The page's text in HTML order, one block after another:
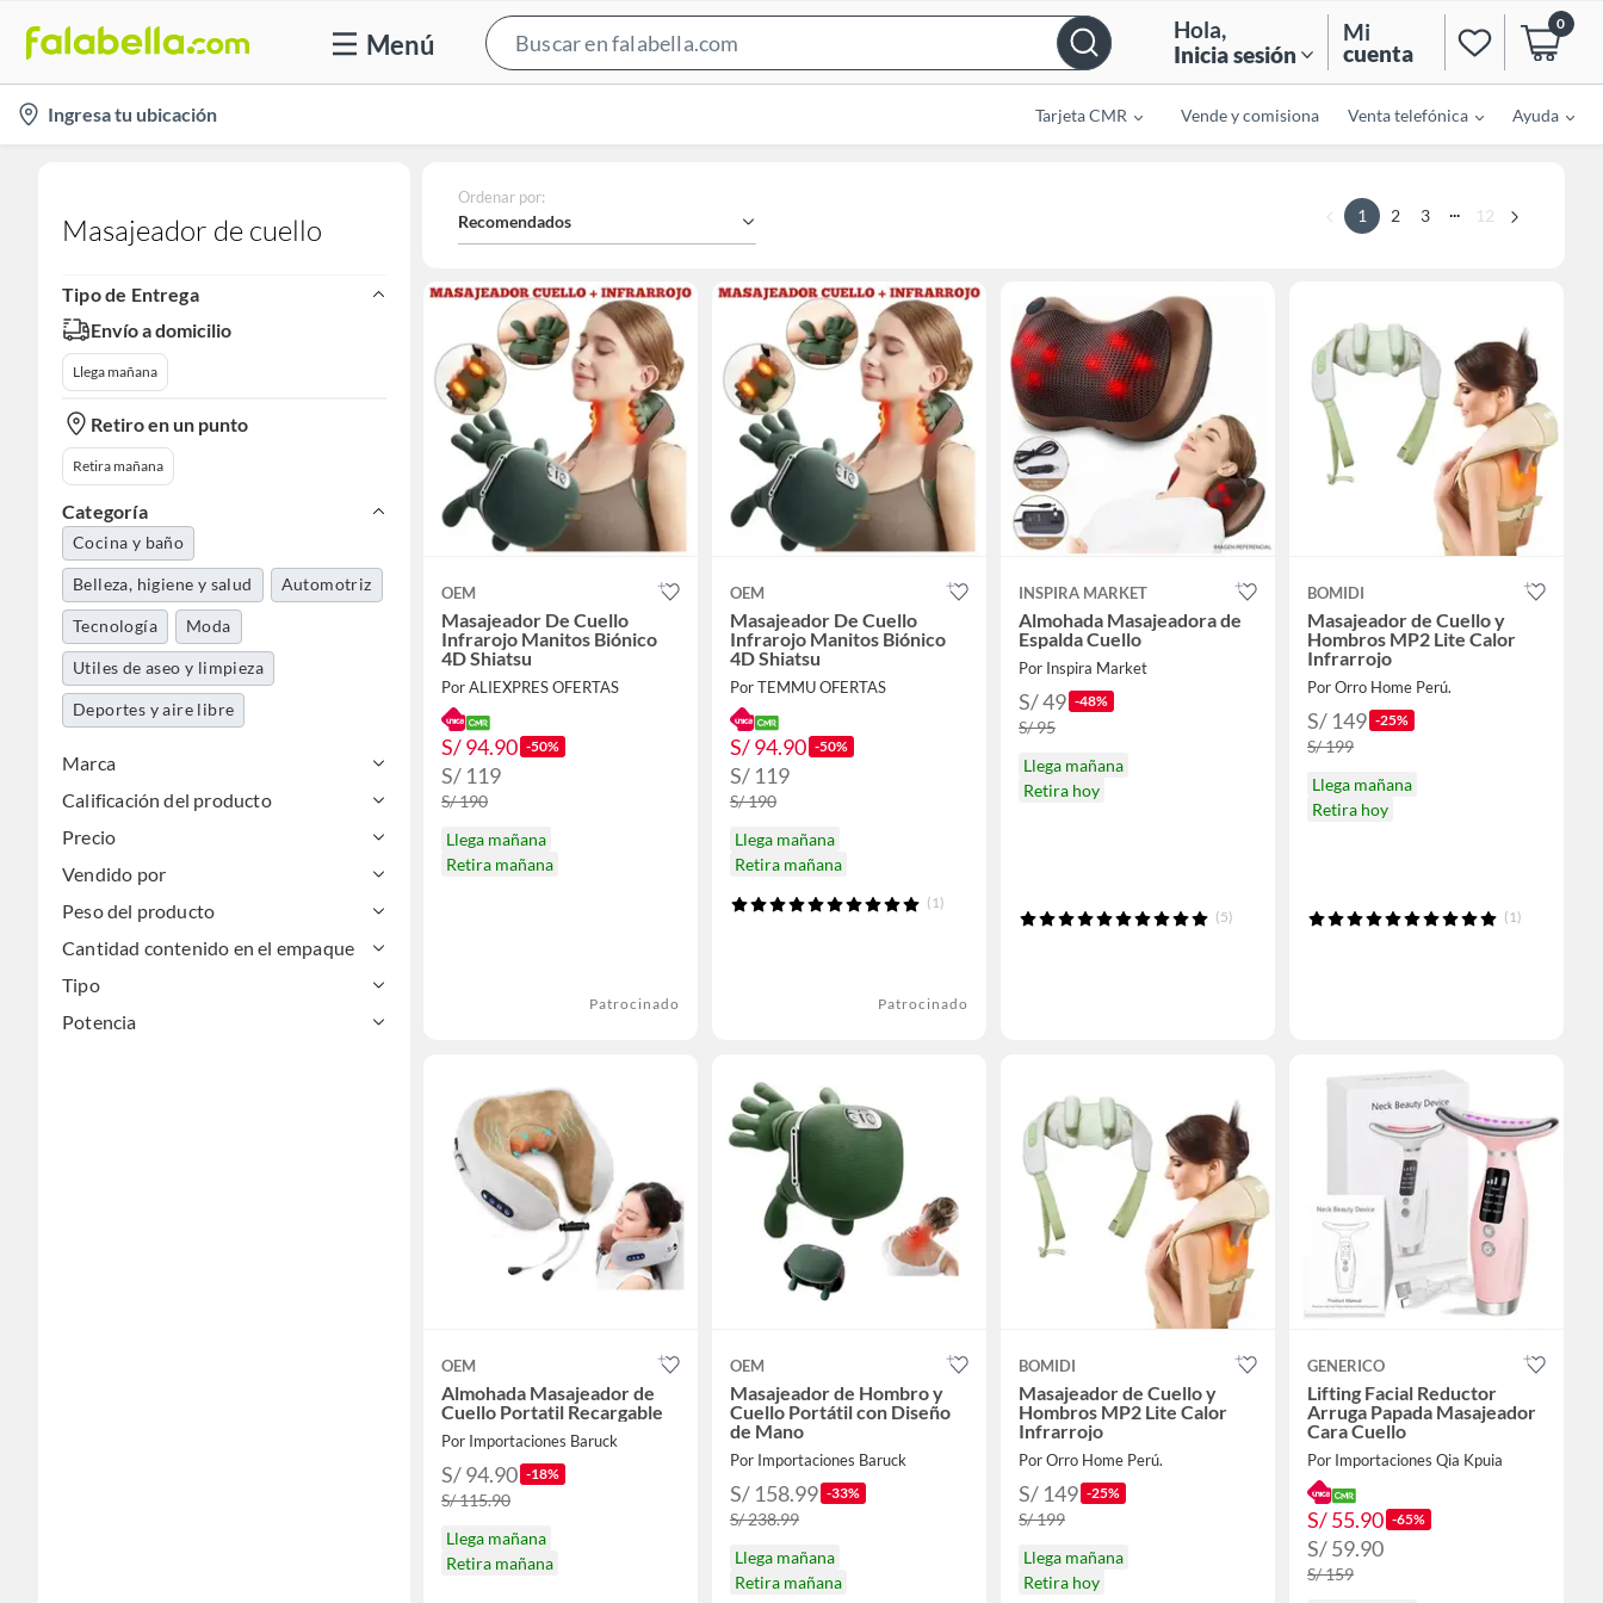
Menú
Bar
Hola,
Inicia sesión
Mi
cuenta
0
location-
icon
Ingresa tu ubicación Tarjeta CMR Vende y comisiona Venta telefónica Ayuda
Masajeador de cuello​
Tipo de Entrega
Envío a domicilio
Llega mañana
Retiro en un punto
Retira mañana
Categoría
Cocina y baño
Belleza, higiene y salud Automotriz
Tecnología Moda
Utiles de aseo y limpieza
Deportes y aire libre
Marca
Calificación del producto
Precio
Vendido por
Peso del producto
Cantidad contenido en el empaque
Tipo
Potencia
Ordenar por:
Recomendados 1 2 3 ... 12
OEM
Masajeador De Cuello
Infrarojo Manitos Biónico
4D Shiatsu
Por ALIEXPRES OFERTAS
S/ 94.90 -50%
S/ 119
S/ 190
Llega mañana
Retira mañana
Patrocinado
OEM
Masajeador De Cuello
Infrarojo Manitos Biónico
4D Shiatsu
Por TEMMU OFERTAS
S/ 94.90 -50%
S/ 119
S/ 190
Llega mañana
Retira mañana
(1)
Patrocinado
INSPIRA MARKET
Almohada Masajeadora de
Espalda Cuello
Por Inspira Market
S/ 49 -48%
S/ 95
Llega mañana
Retira hoy
(5)
BOMIDI
Masajeador de Cuello y
Hombros MP2 Lite Calor
Infrarrojo
Por Orro Home Perú.
S/ 149 -25%
S/ 199
Llega mañana
Retira hoy
(1)
OEM
Almohada Masajeador de
Cuello Portatil Recargable
Por Importaciones Baruck
S/ 94.90 -18%
S/ 115.90
Llega mañana
Retira mañana
OEM
Masajeador de Hombro y
Cuello Portátil con Diseño
de Mano
Por Importaciones Baruck
S/ 158.99 -33%
S/ 238.99
Llega mañana
Retira mañana
BOMIDI
Masajeador de Cuello y
Hombros MP2 Lite Calor
Infrarrojo
Por Orro Home Perú.
S/ 149 -25%
S/ 199
Llega mañana
Retira hoy
GENERICO
Lifting Facial Reductor
Arruga Papada Masajeador
Cara Cuello
Por Importaciones Qia Kpuia
S/ 55.90 -65%
S/ 59.90
S/ 159